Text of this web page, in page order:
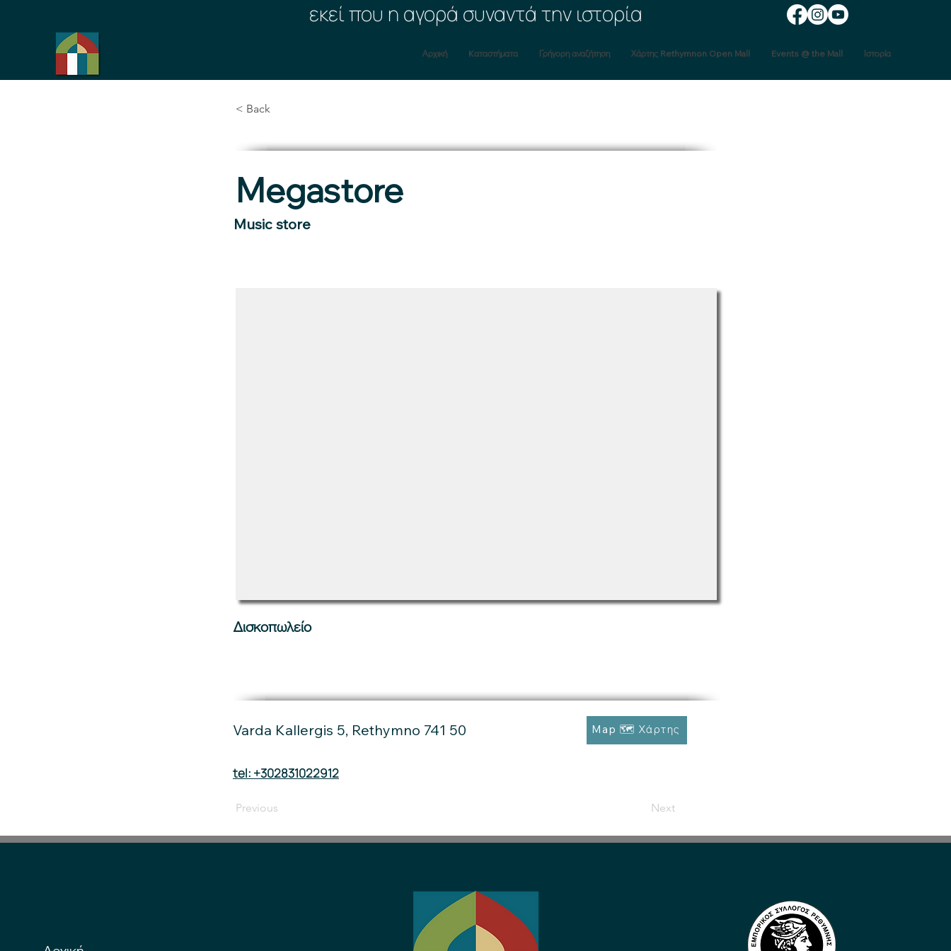
εκεί που η αγορά συναντά την ιστορία
Αρχική Kαταστήματα Γρήγορη αναζήτηση Χάρτης Rethymnon Open Mall Events @ the Mall Ιστορία
< Back
Megastore
Music store
Δισκοπωλείο
Varda Kallergis 5, Rethymno 741 50 Map 🗺 Χάρτης
tel: +302831022912
Previous Next